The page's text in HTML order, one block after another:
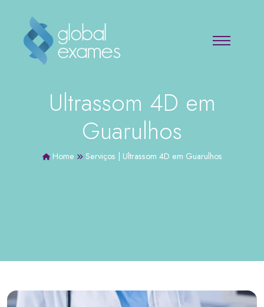
Ultrassom 4D em
Guarulhos
Home Serviços Ultrassom 4D em Guarulhos